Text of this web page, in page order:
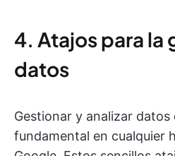
4. Atajos para la
datos
Gestionar y analizar
fundamental en cualquier